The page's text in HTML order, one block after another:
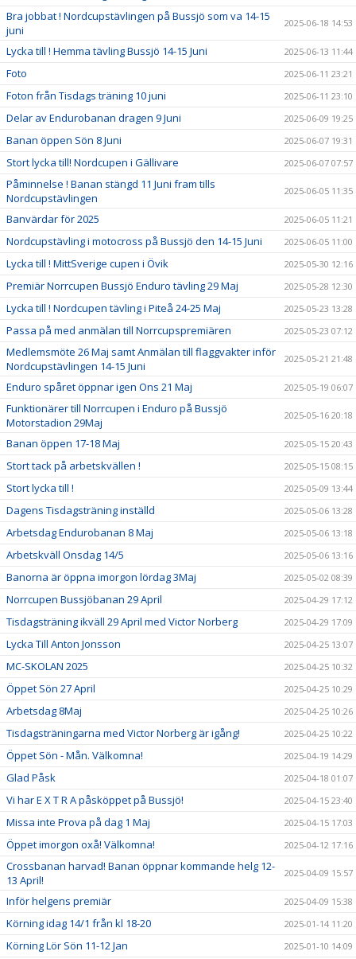
Bra jobbat ! Nordcupstävlingen på Bussjö som va 14-15
juni
2025-06-18 14:53
Lycka till ! Hemma tävling Bussjö 14-15 Juni 2025-06-13 11:44
Foto 2025-06-11 23:21
Foton från Tisdags träning 10 juni 2025-06-11 23:10
Delar av Endurobanan dragen 9 Juni 2025-06-09 19:25
Banan öppen Sön 8 Juni 2025-06-07 19:31
Stort lycka till! Nordcupen i Gällivare 2025-06-07 07:57
Påminnelse ! Banan stängd 11 Juni fram tills
Nordcupstävlingen
2025-06-05 11:35
Banvärdar för 2025 2025-06-05 11:21
Nordcupstävling i motocross på Bussjö den 14-15 Juni 2025-06-05 11:00
Lycka till ! MittSverige cupen i Övik 2025-05-30 12:16
Premiär Norrcupen Bussjö Enduro tävling 29 Maj 2025-05-28 12:30
Lycka till ! Nordcupen tävling i Piteå 24-25 Maj 2025-05-23 13:28
Passa på med anmälan till Norrcupspremiären 2025-05-23 07:12
Medlemsmöte 26 Maj samt Anmälan till flaggvakter inför
Nordcupstävlingen 14-15 Juni
2025-05-21 21:48
Enduro spåret öppnar igen Ons 21 Maj 2025-05-19 06:07
Funktionärer till Norrcupen i Enduro på Bussjö
Motorstadion 29Maj
2025-05-16 20:18
Banan öppen 17-18 Maj 2025-05-15 20:43
Stort tack på arbetskvällen ! 2025-05-15 08:15
Stort lycka till ! 2025-05-09 13:44
Dagens Tisdagsträning inställd 2025-05-06 13:28
Arbetsdag Endurobanan 8 Maj 2025-05-06 13:18
Arbetskväll Onsdag 14/5 2025-05-06 13:16
Banorna är öppna imorgon lördag 3Maj 2025-05-02 08:39
Norrcupen Bussjöbanan 29 April 2025-04-29 17:12
Tisdagsträning ikväll 29 April med Victor Norberg 2025-04-29 17:09
Lycka Till Anton Jonsson 2025-04-25 13:07
MC-SKOLAN 2025 2025-04-25 10:32
Öppet Sön 27 April 2025-04-25 10:29
Arbetsdag 8Maj 2025-04-25 10:26
Tisdagsträningarna med Victor Norberg är igång! 2025-04-25 10:22
Öppet Sön - Mån. Välkomna! 2025-04-19 14:29
Glad Påsk 2025-04-18 01:07
Vi har E X T R A påsköppet på Bussjö! 2025-04-15 23:40
Missa inte Prova på dag 1 Maj 2025-04-15 17:03
Öppet imorgon oxå! Välkomna! 2025-04-12 17:16
Crossbanan harvad! Banan öppnar kommande helg 12-
13 April!
2025-04-09 15:57
Inför helgens premiär 2025-04-09 15:38
Körning idag 14/1 från kl 18-20 2025-01-14 11:20
Körning Lör Sön 11-12 Jan 2025-01-10 14:09